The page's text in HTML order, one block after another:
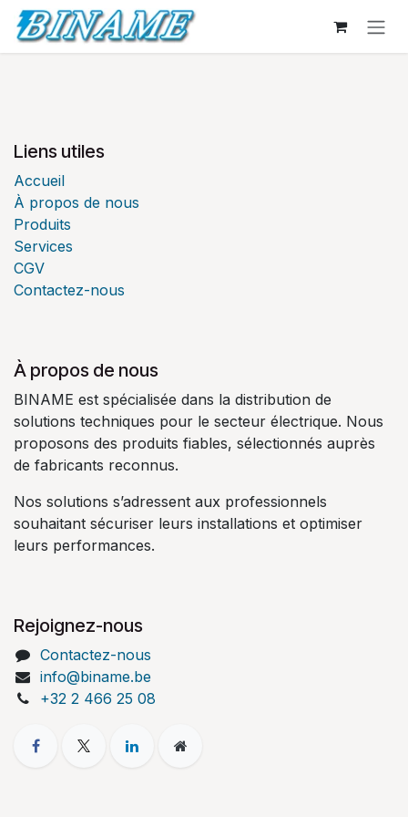
Se rendre au contenu
Liens utiles
Accueil
À propos de nous
Produits
Services
CGV
Contactez-nous
À propos de nous
BINAME est spécialisée dans la distribution de
solutions techniques pour le secteur électrique. Nous
proposons des produits fiables, sélectionnés auprès
de fabricants reconnus.
Nos solutions s’adressent aux professionnels
souhaitant sécuriser leurs installations et optimiser
leurs performances.
Rejoignez-nous
Contactez-nous
info@biname.be
+32 2 466 25 08